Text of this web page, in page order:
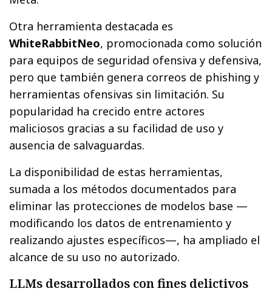
Otra herramienta destacada es
WhiteRabbitNeo, promocionada como solución
para equipos de seguridad ofensiva y defensiva,
pero que también genera correos de phishing y
herramientas ofensivas sin limitación. Su
popularidad ha crecido entre actores
maliciosos gracias a su facilidad de uso y
ausencia de salvaguardas.
La disponibilidad de estas herramientas,
sumada a los métodos documentados para
eliminar las protecciones de modelos base —
modificando los datos de entrenamiento y
realizando ajustes específicos—, ha ampliado el
alcance de su uso no autorizado.
LLMs desarrollados con fines delictivos